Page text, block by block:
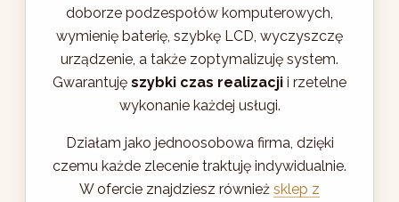
doborze podzespołów komputerowych,
wymienię baterię, szybkę LCD, wyczyszczę
urządzenie, a także zoptymalizuję system.
Gwarantuję szybki czas realizacji i rzetelne
wykonanie każdej usługi.
Działam jako jednoosobowa firma, dzięki
czemu każde zlecenie traktuję indywidualnie.
W ofercie znajdziesz również sklep z